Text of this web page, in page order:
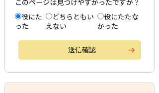
このページは見つけやすかったですか？
役にた
った
どちらともい
えない
役にたたな
かった